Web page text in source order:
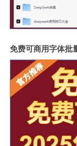
免费可商用字体批